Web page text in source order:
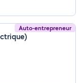
Auto-entrepreneur